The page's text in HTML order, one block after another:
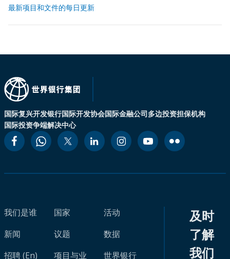
最新项目和文件的每日更新
国际复兴开发银行国际开发协会国际金融公司多边投资担保机构
国际投资争端解决中心
我们是谁
新闻
招聘 (En)
国家
议题
项目与业
活动
数据
世界银行
及时
了解
我们